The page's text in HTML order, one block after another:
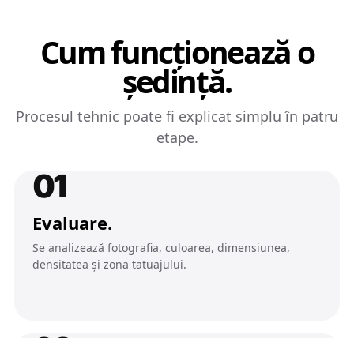
Cum funcționează o
ședință.
Procesul tehnic poate fi explicat simplu în patru
etape.
01
Evaluare.
Se analizează fotografia, culoarea, dimensiunea,
densitatea și zona tatuajului.